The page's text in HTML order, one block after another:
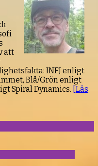
att
INFJ enligt
Blå/Grön enligt
Spiral Dynamics. [Läs